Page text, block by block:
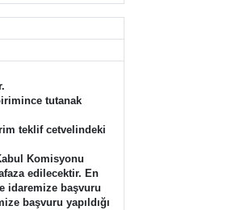
tutanak
teklif cetvelindeki
Komisyonu
edilecektir. En
idaremize başvuru
başvuru yapıldığı